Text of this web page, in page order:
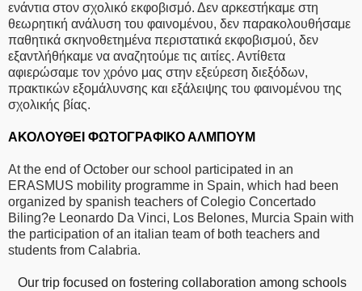
ενάντια στον σχολικό εκφοβισμό. Δεν αρκεστήκαμε στη
θεωρητική ανάλυση του φαινομένου, δεν παρακολουθήσαμε
παθητικά σκηνοθετημένα περιστατικά εκφοβισμού, δεν
εξαντλήθήκαμε να αναζητούμε τις αιτίες. Αντίθετα
αφιερώσαμε τον χρόνο μας στην εξεύρεση διεξόδων,
πρακτικών εξομάλυνσης και εξάλειψης του φαινομένου της
σχολικής βίας.
ΑΚΟΛΟΥΘΕΙ ΦΩΤΟΓΡΑΦΙΚΟ ΑΛΜΠΟΥΜ
At the end of October our school participated in an
ERASMUS mobility programme in Spain, which had been
organized by spanish teachers of Colegio Concertado
Biling?e Leonardo Da Vinci, Los Belones, Murcia Spain with
the participation of an italian team of both teachers and
students from Calabria.
Our trip focused on fostering collaboration among schools